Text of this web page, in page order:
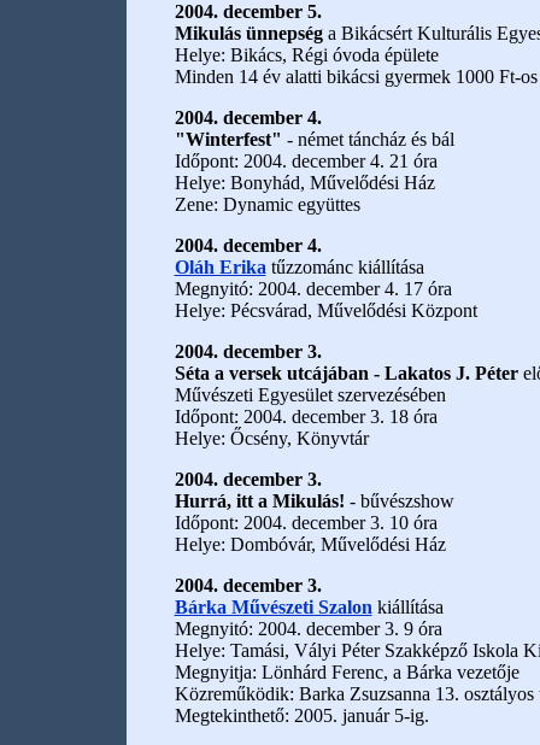
2004. december 5.
Mikulás ünnepség a Bikácsért Kulturális
Helye: Bikács, Régi óvoda épülete
Minden 14 év alatti bikácsi gyermek 1000 Ft-
2004. december 4.
"Winterfest" - német táncház és bál
Időpont: 2004. december 4. 21 óra
Helye: Bonyhád, Művelődési Ház
Zene: Dynamic együttes
2004. december 4.
Oláh Erika tűzzománc kiállítása
Megnyitó: 2004. december 4. 17 óra
Helye: Pécsvárad, Művelődési Központ
2004. december 3.
Séta a versek utcájában - Lakatos J. Péter
Művészeti Egyesület szervezésében
Időpont: 2004. december 3. 18 óra
Helye: Őcsény, Könyvtár
2004. december 3.
Hurrá, itt a Mikulás! - bűvészshow
Időpont: 2004. december 3. 10 óra
Helye: Dombóvár, Művelődési Ház
2004. december 3.
Bárka Művészeti Szalon kiállítása
Megnyitó: 2004. december 3. 9 óra
Helye: Tamási, Vályi Péter Szakképző Iskola
Megnyitja: Lönhárd Ferenc, a Bárka vezetője
Közreműködik: Barka Zsuzsanna 13.
Megtekinthető: 2005. január 5-ig.